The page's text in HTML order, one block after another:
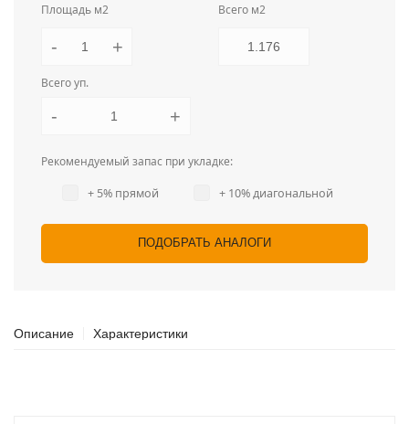
Площадь м2
- +
Всего м2
Всего уп.
- +
Рекомендуемый запас при укладке:
+ 5% прямой + 10% диагональной
ПОДОБРАТЬ АНАЛОГИ
Описание Характеристики